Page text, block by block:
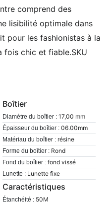
comprend des
lisibilité optimale dans
pour les fashionistas à la
fois chic et fiable.SKU
Boîtier
Diamètre du boîtier : 17,00 mm
Épaisseur du boîtier : 06.00mm
Matériau du boîtier : résine
Forme du boîtier : Rond
Fond du boîtier : fond vissé
Lunette : Lunette fixe
Caractéristiques
Étanchéité : 50M